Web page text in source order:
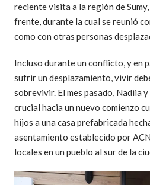
reciente visita a la región de
frente, durante la cual se reunió
como con otras personas
Incluso durante un conflicto, y en
sufrir un desplazamiento, vivir
sobrevivir. El mes pasado, Nadiia
crucial hacia un nuevo comienzo
hijos a una casa prefabricada
asentamiento establecido por
locales en un pueblo al sur de la